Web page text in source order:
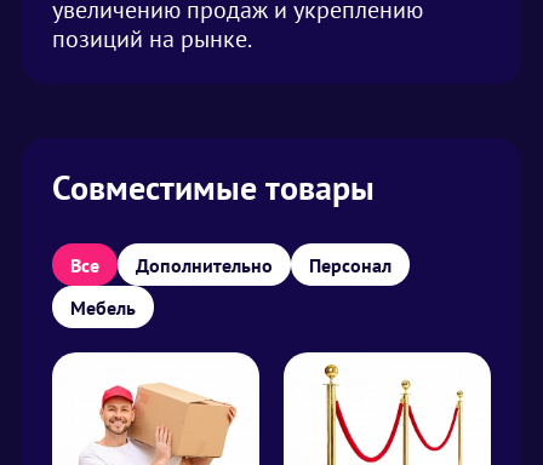
увеличению продаж и укреплению
позиций на рынке.
Совместимые товары
Все Дополнительно
Персонал
Мебель